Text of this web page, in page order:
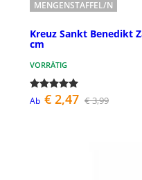
MENGENSTAFFEL/N
Kreuz Sankt Benedikt
cm
VORRÄTIG
Ab € 2,47 € 3,99